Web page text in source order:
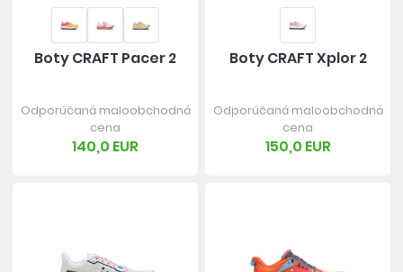
Boty CRAFT Pacer 2
Odporúčaná maloobchodná
cena
140,0 EUR
Boty CRAFT Xplor 2
Odporúčaná maloobchodná
cena
150,0 EUR